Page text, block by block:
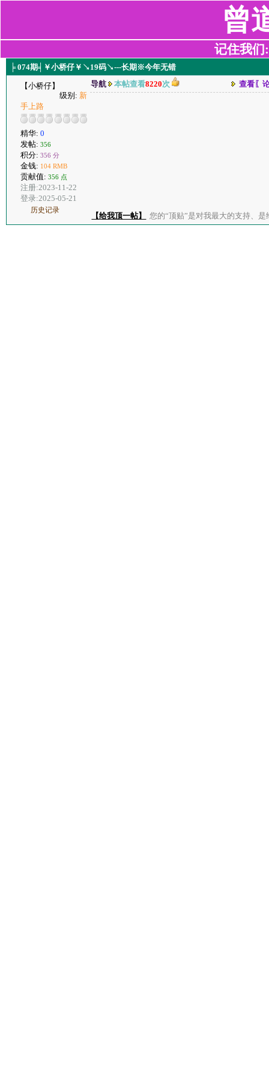
曾
记住我们
╞ 074期╡￥小桥仔￥↘19码↘---长期※今年无错
【小桥仔】
级别: 新
手上路
精华: 0
发帖: 356
积分: 356 分
金钱: 104 RMB
贡献值: 356 点
注册:2023-11-22
登录:2025-05-21
历史记录
导航 本帖查看8220次 查看〖
【给我顶一帖】 您的“顶贴”是对我最大的支持、